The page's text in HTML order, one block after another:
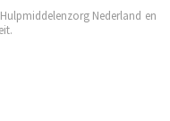
Nederland en